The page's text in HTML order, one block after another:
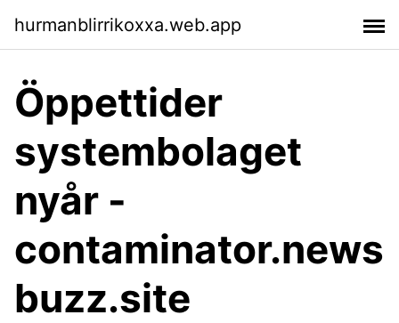
hurmanblirrikoxxa.web.app
Öppettider
systembolaget
nyår -
contaminator.news
buzz.site